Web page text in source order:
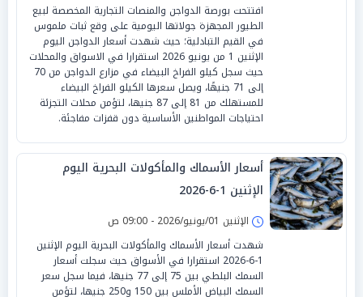
افتتحت بورصة الدواجن والمنصات التجارية المخصصة لبيع
الطيور المجهزة جولاتها اليومية على وقع ثبات ملموس
في القيم التبادلية؛ حيث شهدت أسعار الدواجن اليوم
الإثنين 1 من يونيو 2026 استقرارا في الاسواق والمحلات
حيث سجل كيلو الفراخ البيضاء في مزارع الدواجن من 70
إلى 71 جنيهًا، ويصل سعرها الكيلو الفراخ البيضاء
للمستهلك من 81 إلى 87 جنيها، لتؤمن محلات التجزئة
احتياجات المواطنين الأساسية دون قفزات مفاجئة.
أسعار الأسماك والمأكولات البحرية اليوم
الإثنين 1-6-2026
الإثنين 01/يونيو/2026 - 09:00 ص
شهدت أسعار الأسماك والمأكولات البحرية اليوم الإثنين
1-6-2026 استقرارا في الأسواق حيث سجلت أسعار
السمك البلطي بين 75 إلى 77 جنيها، فيما سجل سعر
السمك البياض الأملس بين 150 و250 جنيها، لتؤمن